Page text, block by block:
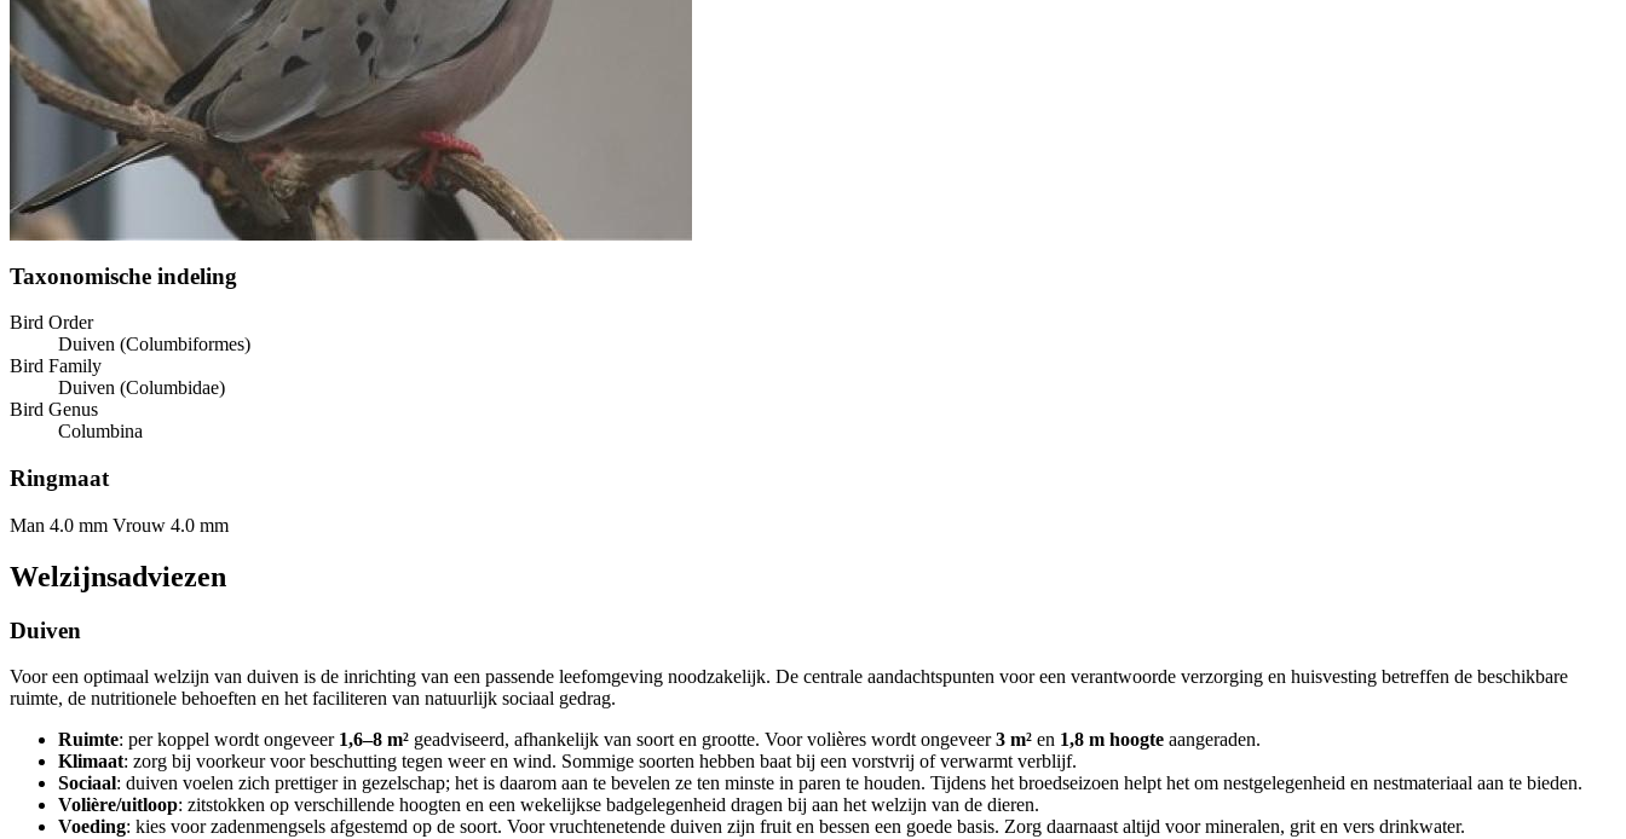
Taxonomische indeling
Bird Order
Duiven (Columbiformes)
Bird Family
Duiven (Columbidae)
Bird Genus
Columbina
Ringmaat
Man 4.0 mm Vrouw 4.0 mm
Welzijnsadviezen
Duiven
Voor een optimaal welzijn van duiven is de inrichting van een passende leefomgeving noodzakelijk. De centrale aandachtspunten voor een verantwoorde verzorging en huisvesting betreffen de beschikbare
ruimte, de nutritionele behoeften en het faciliteren van natuurlijk sociaal gedrag.
Ruimte: per koppel wordt ongeveer 1,6–8 m² geadviseerd, afhankelijk van soort en grootte. Voor volières wordt ongeveer3 m² en 1,8 m hoogte aangeraden.
Klimaat: zorg bij voorkeur voor beschutting tegen weer en wind. Sommige soorten hebben baat bij een vorstvrij of verwarmt verblijf.
Sociaal: duiven voelen zich prettiger in gezelschap; het is daarom aan te bevelen ze ten minste in paren te houden. Tijdens het broedseizoen helpt het om nestgelegenheid en nestmateriaal aan te bieden.
Volière/uitloop: zitstokken op verschillende hoogten en een wekelijkse badgelegenheid dragen bij aan het welzijn van de dieren.
Voeding: kies voor zadenmengsels afgestemd op de soort. Voor vruchtenetende duiven zijn fruit en bessen een goede basis. Zorg daarnaast altijd voor mineralen, grit en vers drinkwater.